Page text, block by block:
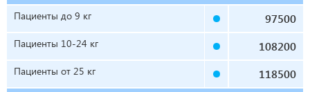
Пациенты до 9 кг
97500
Пациенты 10-24 кг 108200
Пациенты от 25 кг 118500